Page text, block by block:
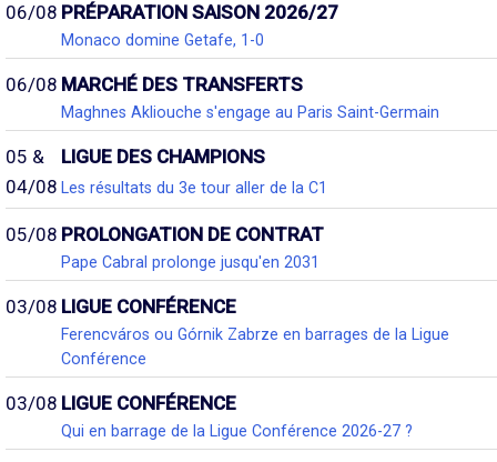
06/08 PRÉPARATION SAISON 2026/27
Monaco domine Getafe, 1-0
06/08 MARCHÉ DES TRANSFERTS
Maghnes Akliouche s'engage au Paris Saint-Germain
05 &
04/08
LIGUE DES CHAMPIONS
Les résultats du 3e tour aller de la C1
05/08 PROLONGATION DE CONTRAT
Pape Cabral prolonge jusqu'en 2031
03/08 LIGUE CONFÉRENCE
Ferencváros ou Górnik Zabrze en barrages de la Ligue
Conférence
03/08 LIGUE CONFÉRENCE
Qui en barrage de la Ligue Conférence 2026-27 ?